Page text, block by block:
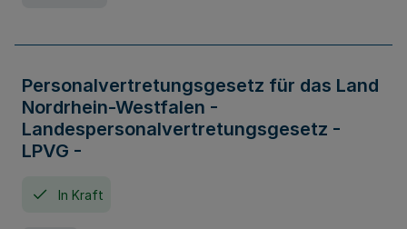
Personalvertretungsgesetz für das Land
Nordrhein-Westfalen -
Landespersonalvertretungsgesetz -
LPVG -
In Kraft